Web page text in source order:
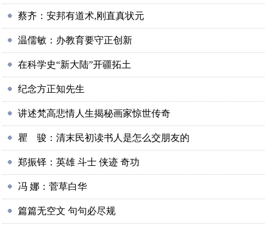
蔡齐：安邦有道术,刚直真状元
温儒敏：办教育要守正创新
在科学史“新大陆”开疆拓土
纪念方正知先生
讲述梵高悲情人生揭秘画家惊世传奇
瞿 骏：清末民初读书人是怎么交朋友的
郑振铎：英雄 斗士 侠迹 奇功
冯 娜：菅草白华
篇篇无空文 句句必尽规